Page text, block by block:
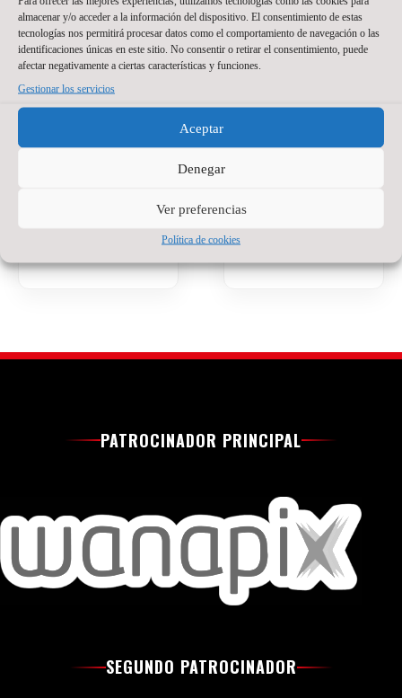
almacenar y/o acceder a la información del dispositivo. El consentimiento de estas
tecnologías nos permitirá procesar datos como el comportamiento de navegación o las
identificaciones únicas en este sitio. No consentir o retirar el consentimiento, puede
afectar negativamente a ciertas características y funciones.
Gestionar los servicios
Aceptar
Denegar
Ver preferencias
Política de cookies
a Santino Oilhaborda
para la temporada
2026/27. El ala
procedente de Ferro y
experiencia en el
recorrido.
Jackson Sant’Anna
defenderá nuestra
camiseta en la
temporada del regreso
El brasileño, de 23
después de varias
PATROCINADOR PRINCIPAL
SEGUNDO PATROCINADOR